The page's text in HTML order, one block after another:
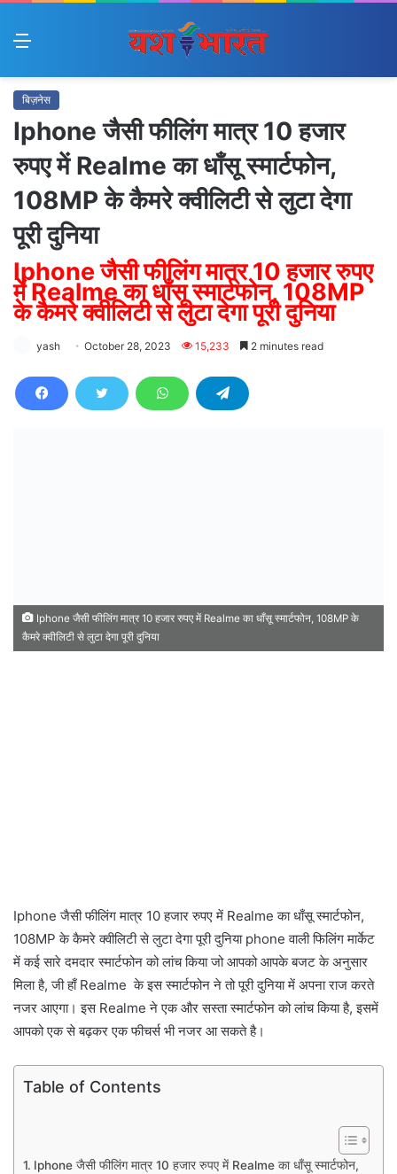
Menu
बिज़नेस
Iphone जैसी फीलिंग मात्र 10 हजार
रुपए में Realme का धाँसू स्मार्टफोन,
108MP के कैमरे क्वीलिटी से लुटा देगा
पूरी दुनिया
Iphone जैसी फीलिंग मात्र 10 हजार रुपए
में Realme का धाँसू स्मार्टफोन, 108MP
के कैमरे क्वीलिटी से लुटा देगा पूरी दुनिया
yash October 28, 2023 15,233 2 minutes read
Iphone जैसी फीलिंग मात्र 10 हजार रुपए में Realme का धाँसू स्मार्टफोन, 108MP के
कैमरे क्वीलिटी से लुटा देगा पूरी दुनिया
Iphone जैसी फीलिंग मात्र 10 हजार रुपए में Realme का धाँसू स्मार्टफोन,
108MP के कैमरे क्वीलिटी से लुटा देगा पूरी दुनिया phone वाली फिलिंग मार्केट
में कई सारे दमदार स्मार्टफोन को लांच किया जो आपको आपके बजट के अनुसार
मिला है, जी हाँ Realme के इस स्मार्टफोन ने तो पूरी दुनिया में अपना राज करते
नजर आएगा। इस Realme ने एक और सस्ता स्मार्टफोन को लांच किया है, इसमें
आपको एक से बढ़कर एक फीचर्स भी नजर आ सकते है।
Table of Contents
Iphone जैसी फीलिंग मात्र 10 हजार रुपए में Realme का धाँसू स्मार्टफोन,